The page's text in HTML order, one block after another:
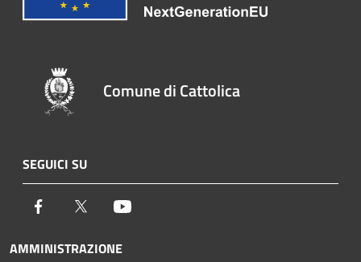
Comune di Cattolica
SEGUICI SU
Facebook Twitter
AMMINISTRAZIONE